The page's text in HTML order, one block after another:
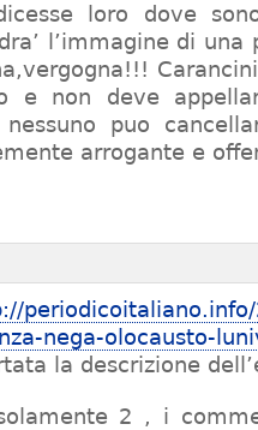
loro dove
l’immagine di una
e non deve
puo
arrogante e
nega-olocausto-
la descrizione
2 , i